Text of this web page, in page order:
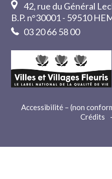
42, rue du Général
B.P. n°30001 - 59510
03 20 66 58 00
Accessibilité – (non
Crédits
-